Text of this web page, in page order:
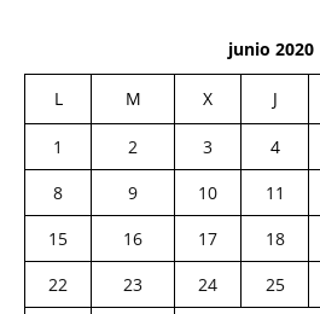
junio 2020
L M X J
1 2 3 4
8
9 10 11
15
16 17 18
22
23 24 25